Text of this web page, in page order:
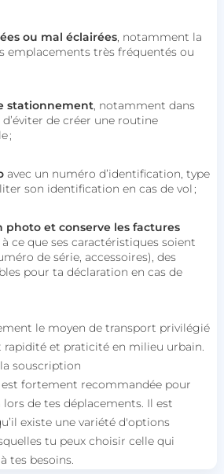
ou mal éclairées, notamment la
emplacements très fréquentés ou
stationnement, notamment dans
d’éviter de créer une routine
;
avec un numéro d’identification, type
son identification en cas de vol ;
photo et conserve les factures
ce que ses caractéristiques soient
de série, accessoires), des
pour ta déclaration en cas de
le moyen de transport privilégié
et praticité en milieu urbain.
souscription
est fortement recommandée pour
de tes déplacements. Il est
existe une variété d'options
tu peux choisir celle qui
tes besoins.